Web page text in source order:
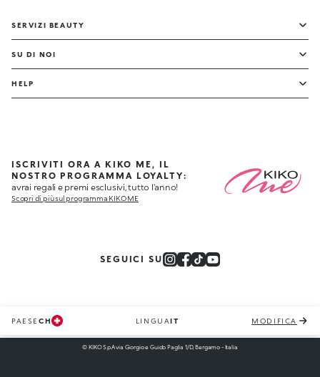
SERVIZI BEAUTY
SU DI NOI
HELP
ISCRIVITI ORA A KIKO ME, IL
NOSTRO PROGRAMMA LOYALTY:
avrai regali e premi esclusivi, tutto l'anno!
Scopri di più sul programma KIKO ME
SEGUICI SU
PAESE CH LINGUAIT MODIFICA
© KIKO S.p.A via Giorgio e Guido Paglia 1/D, Bergamo - Italia